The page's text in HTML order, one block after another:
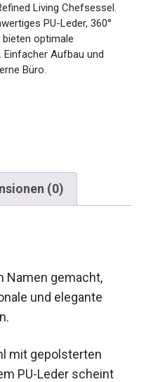
Living Chefsessel.
PU-Leder, 360°
bieten optimale
Aufbau und
Büro.
(0)
Namen gemacht,
und elegante
mit gepolsterten
PU-Leder scheint